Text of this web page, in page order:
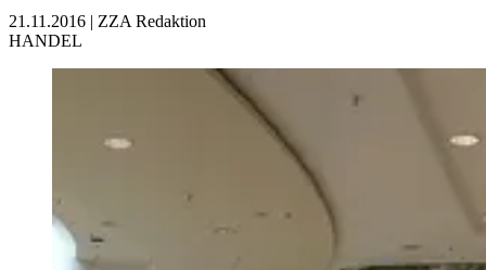
21.11.2016 | ZZA Redaktion
HANDEL